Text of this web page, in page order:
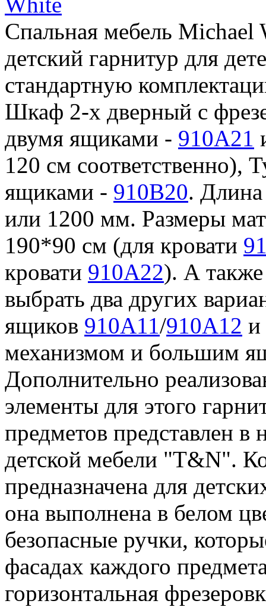
Спальная мебель Michael
детский гарнитур для
стандартную
Шкаф 2-х дверный с
двумя ящиками - 910A21
120 см соответственно),
ящиками - 910B20.
или 1200 мм. Размеры
190*90 см (для кровати
кровати 910A22). А также
выбрать два других
ящиков 910A11/910A12 и
механизмом и большим
Дополнительно
элементы для этого
предметов представлен
детской мебели "T&N".
предназначена для
она выполнена в белом
безопасные ручки,
фасадах каждого
горизонтальная